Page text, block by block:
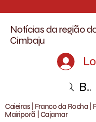
Notícias da região
Cimbaju
Caieiras | Franco da Rocha |
Mairiporã | Cajamar